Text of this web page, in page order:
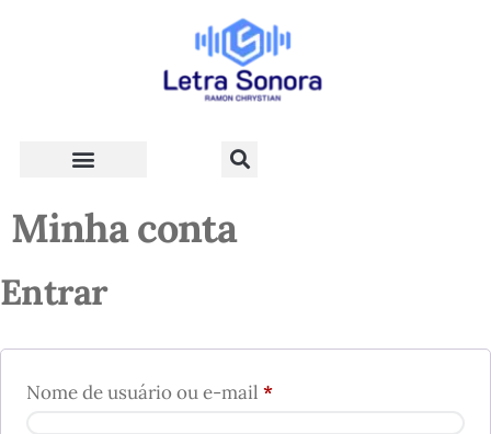
Minha conta
Entrar
Nome de usuário ou e-mail *